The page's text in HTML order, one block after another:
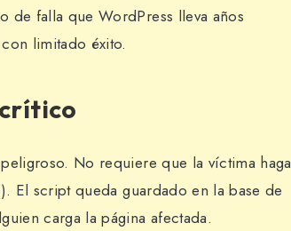
de falla que WordPress lleva años
limitado éxito.
crítico
No requiere que la víctima haga
El script queda guardado en la base de
carga la página afectada.